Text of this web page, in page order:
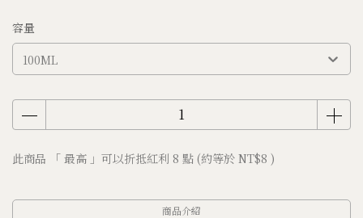
容量
100ML
此商品 「 最高 」可以折抵紅利 8 點 (約等於 NT$8 )
商品介紹